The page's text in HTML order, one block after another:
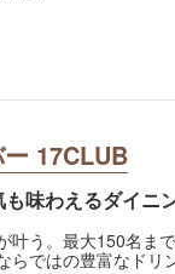
17CLUB
味わえるダイニ
叶う。最大150名ま
ではの豊富なドリ